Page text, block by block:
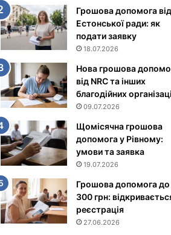
Грошова допомога від
Естонської ради: як
подати заявку
18.07.2026
Нова грошова
від NRC та інших
благодійних
09.07.2026
Щомісячна грошова
допомога у Рівному:
умови та заявка
19.07.2026
Грошова допомога до
300 грн:
реєстрація
27.06.2026